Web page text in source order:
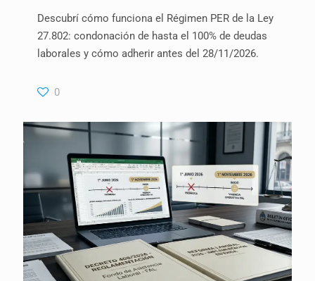
Descubrí cómo funciona el Régimen PER de la Ley
27.802: condonación de hasta el 100% de deudas
laborales y cómo adherir antes del 28/11/2026.
0